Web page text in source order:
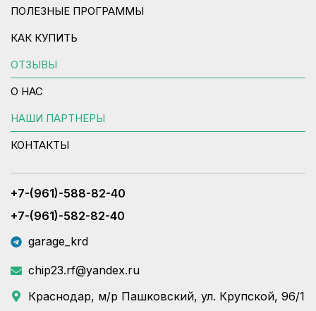
ПОЛЕЗНЫЕ ПРОГРАММЫ
КАК КУПИТЬ
ОТЗЫВЫ
О НАС
НАШИ ПАРТНЕРЫ
КОНТАКТЫ
+7-(961)-588-82-40
+7-(961)-582-82-40
garage_krd
chip23.rf@yandex.ru
Краснодар, м/р Пашковский, ул. Крупской, 96/1